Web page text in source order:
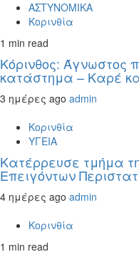
ΑΣΤΥΝΟΜΙΚΑ
Κορινθία
1 min read
Κόρινθος: Άγνωστος
κατάστημα – Καρέ
3 ημέρες ago admin
Κορινθία
ΥΓΕΙΑ
Kατέρρευσε τμήμα
Επειγόντων
4 ημέρες ago admin
Κορινθία
1 min read